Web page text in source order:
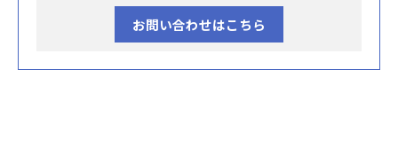
お問い合わせはこちら